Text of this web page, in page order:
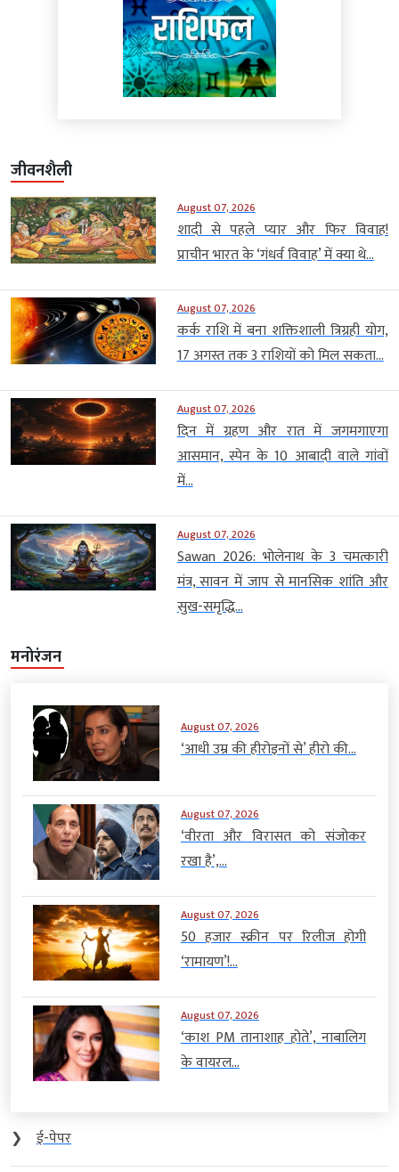
जीवनशैली
August 07, 2026
शादी से पहले प्यार और फिर विवाह!
प्राचीन भारत के ‘गंधर्व विवाह’ में क्या थे...
August 07, 2026
कर्क राशि में बना शक्तिशाली त्रिग्रही योग,
17 अगस्त तक 3 राशियों को मिल सकता...
August 07, 2026
दिन में ग्रहण और रात में जगमगाएगा
आसमान, स्पेन के 10 आबादी वाले गांवों
में...
August 07, 2026
Sawan 2026: भोलेनाथ के 3 चमत्कारी
मंत्र, सावन में जाप से मानसिक शांति और
सुख-समृद्धि...
मनोरंजन
August 07, 2026
‘आधी उम्र की हीरोइनों से’ हीरो की...
August 07, 2026
‘वीरता और विरासत को संजोकर
रखा है’,...
August 07, 2026
50 हजार स्क्रीन पर रिलीज होगी
‘रामायण’!...
August 07, 2026
‘काश PM तानाशाह होते’, नाबालिग
के वायरल...
❯
ई-पेपर